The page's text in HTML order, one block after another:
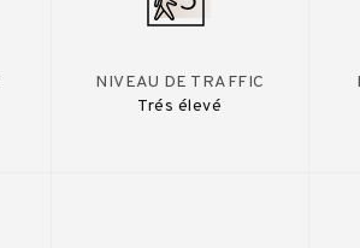
NIVEAU DE TRAFFIC
Trés élevé